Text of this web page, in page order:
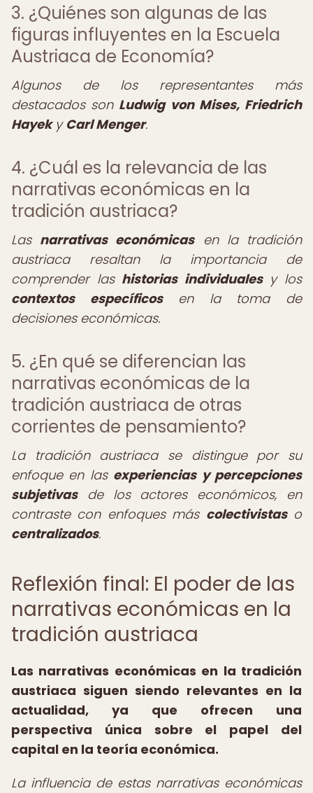
3. ¿Quiénes son algunas de las
figuras influyentes en la Escuela
Austriaca de Economía?
Algunos de los representantes más
destacados son Ludwig von Mises, Friedrich
Hayeky Carl Menger.
4. ¿Cuál es la relevancia de las
narrativas económicas en la
tradición austriaca?
Las narrativas económicasen la tradición
austriaca resaltan la importancia de
comprender las historias individualesy los
contextos específicosen la toma de
decisiones económicas.
5. ¿En qué se diferencian las
narrativas económicas de la
tradición austriaca de otras
corrientes de pensamiento?
La tradición austriaca se distingue por su
enfoque en las experiencias y percepciones
subjetivasde los actores económicos, en
contraste con enfoques más colectivistaso
centralizados.
Reflexión final: El poder de las
narrativas económicas en la
tradición austriaca
Las narrativas económicas en la tradición
austriaca siguen siendo relevantes en la
actualidad, ya que ofrecen una
perspectiva única sobre el papel del
capital en la teoría económica.
La influencia de estas narrativas económicas